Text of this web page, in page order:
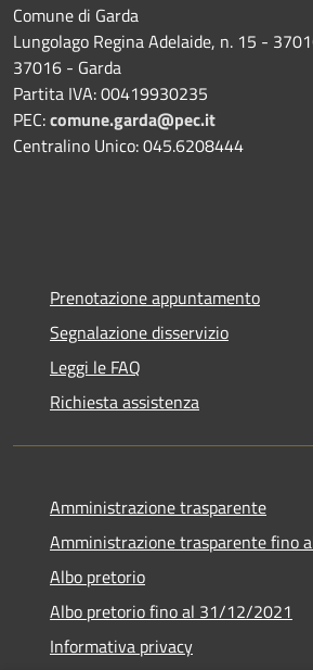
Comune di Garda
Lungolago Regina Adelaide, n. 15 -
37016 - Garda
Partita IVA: 00419930235
PEC:comune.garda@pec.it
Centralino Unico: 045.6208444
Prenotazione appuntamento
Segnalazione disservizio
Leggi le FAQ
Richiesta assistenza
Amministrazione trasparente
Amministrazione trasparente fino
Albo pretorio
Albo pretorio fino al 31/12/2021
Informativa privacy